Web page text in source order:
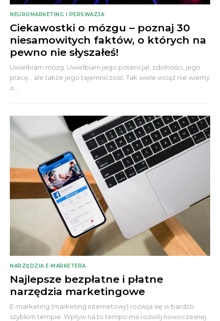
NEUROMARKETING I PERSWAZJA
Ciekawostki o mózgu – poznaj 30
niesamowitych faktów, o których na
pewno nie słyszałeś!
Uwielbiam mózg. Uwielbiam jego potencjał, zdolności, jego
pracę... ale także jego tajemniczość. Tak wiele wciąż nie wiemy
o...
NARZĘDZIA E-MARKETERA
Najlepsze bezpłatne i płatne
narzędzia marketingowe
E-marketing (marketing internetowy) rozwija się w bardzo
szybkim tempie. Wpływ na to tempo ma rozwój nowoczesnej